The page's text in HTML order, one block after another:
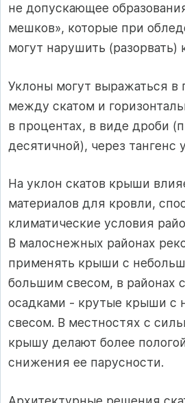
не допускающее
мешков», которые при
могут нарушить (разорвать)
Уклоны могут выражаться в
между скатом и
в процентах, в виде дроби
десятичной), через тангенс
На уклон скатов крыши
материалов для кровли,
климатические условия
В малоснежных районах
применять крыши с
большим свесом, в районах
осадками - крутые крыши с
свесом. В местностях с
крышу делают более
снижения ее парусности.